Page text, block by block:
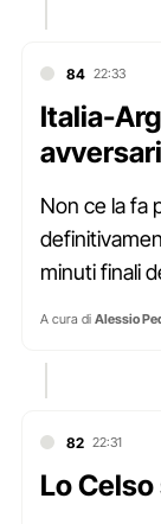
84 22:33
Italia-
Non ce la fa
minuti finali
A cura di Alessio
82 22:31
Lo